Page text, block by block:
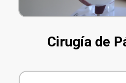
Cirugía de